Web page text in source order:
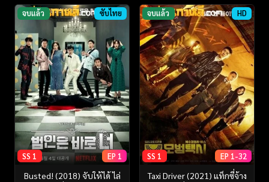
จบแล้ว ซับไทย
SS 1 EP 1
Busted! (2018) จับให้ได้ ไล่
จบแล้ว HD
SS 1 EP 1-32
Taxi Driver (2021) แท็กซี่จ้าง